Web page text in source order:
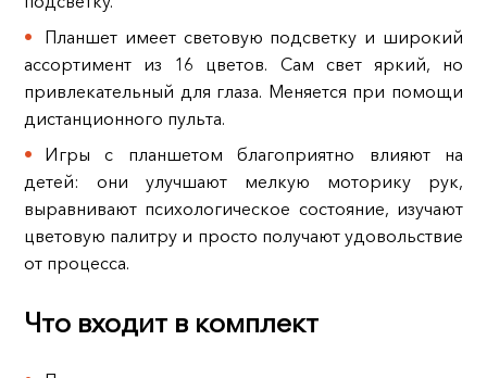
Планшет имеет световую подсветку и широкий
ассортимент из 16 цветов. Сам свет яркий, но
привлекательный для глаза. Меняется при помощи
дистанционного пульта.
Игры с планшетом благоприятно влияют на
детей: они улучшают мелкую моторику рук,
выравнивают психологическое состояние, изучают
цветовую палитру и просто получают удовольствие
от процесса.
Что входит в комплект